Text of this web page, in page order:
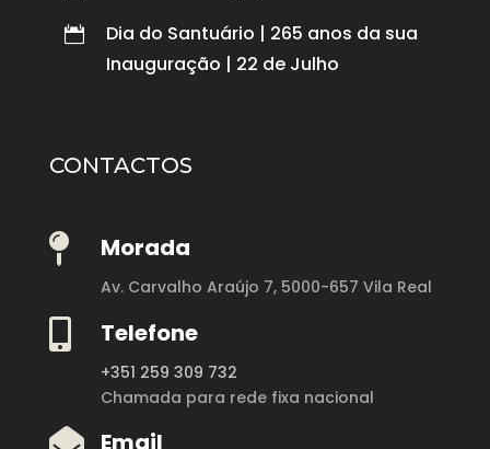

Dia do Santuário | 265 anos da sua
Inauguração | 22 de Julho
CONTACTOS
 Morada
Av. Carvalho Araújo 7, 5000-657 Vila Real
 Telefone
+351 259 309 732
Chamada para rede fixa nacional
Email